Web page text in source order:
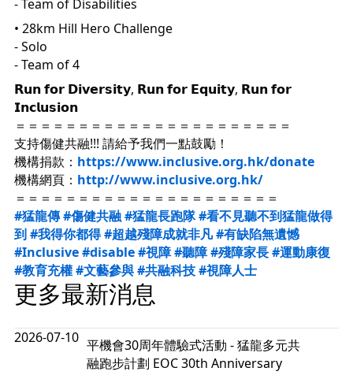
- Team of Disabilities
• 28km Hill Hero Challenge
- Solo
- Team of 4
𝗥𝘂𝗻 𝗳𝗼𝗿 𝗗𝗶𝘃𝗲𝗿𝘀𝗶𝘁𝘆, 𝗥𝘂𝗻 𝗳𝗼𝗿 𝗘𝗾𝘂𝗶𝘁𝘆, 𝗥𝘂𝗻 𝗳𝗼𝗿
𝗜𝗻𝗰𝗹𝘂𝘀𝗶𝗼𝗻
＝＝＝＝＝＝＝＝＝＝＝＝＝＝＝＝＝＝＝＝＝＝
支持傷健共融!!! 請給予我們一點鼓勵！
機構捐款： https://www.inclusive.org.hk/donate
機構網頁： http://www.inclusive.org.hk/
＝＝＝＝＝＝＝＝＝＝＝＝＝＝＝＝＝＝＝＝＝
#猛龍傳#傷健共融#猛龍長跑隊#看不見聽不到猛龍做得
到#我得你都得#超越殘障成就非凡#有缺陷無遺憾
#Inclusive#disable#視障#聽障#殘障家長#運動康復
#教育充權#文藝參與#共融科技#視障人士
更多最新消息
2026-07-10 平機會30周年體驗式活動 - 猛龍多元共
融跑步計劃 EOC 30th Anniversary